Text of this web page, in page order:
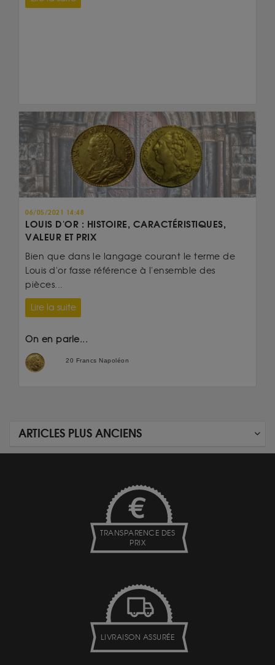
06/05/2021 14:48
LOUIS D'OR : HISTOIRE, CARACTÉRISTIQUES,
VALEUR ET PRIX
Bien que dans le langage courant le terme de
Louis d'or fasse référence à l'ensemble des
pièces...
Lire la suite
On en parle...
20 Francs Napoléon
ARTICLES PLUS ANCIENS
TRANSPARENCE DES
PRIX
LIVRAISON ASSURÉE